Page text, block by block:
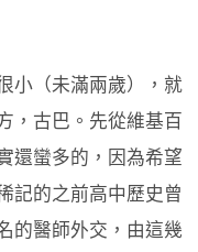
小（未滿兩歲），就
，古巴。先從維基百
還蠻多的，因為希望
記的之前高中歷史曾
的醫師外交，由這幾